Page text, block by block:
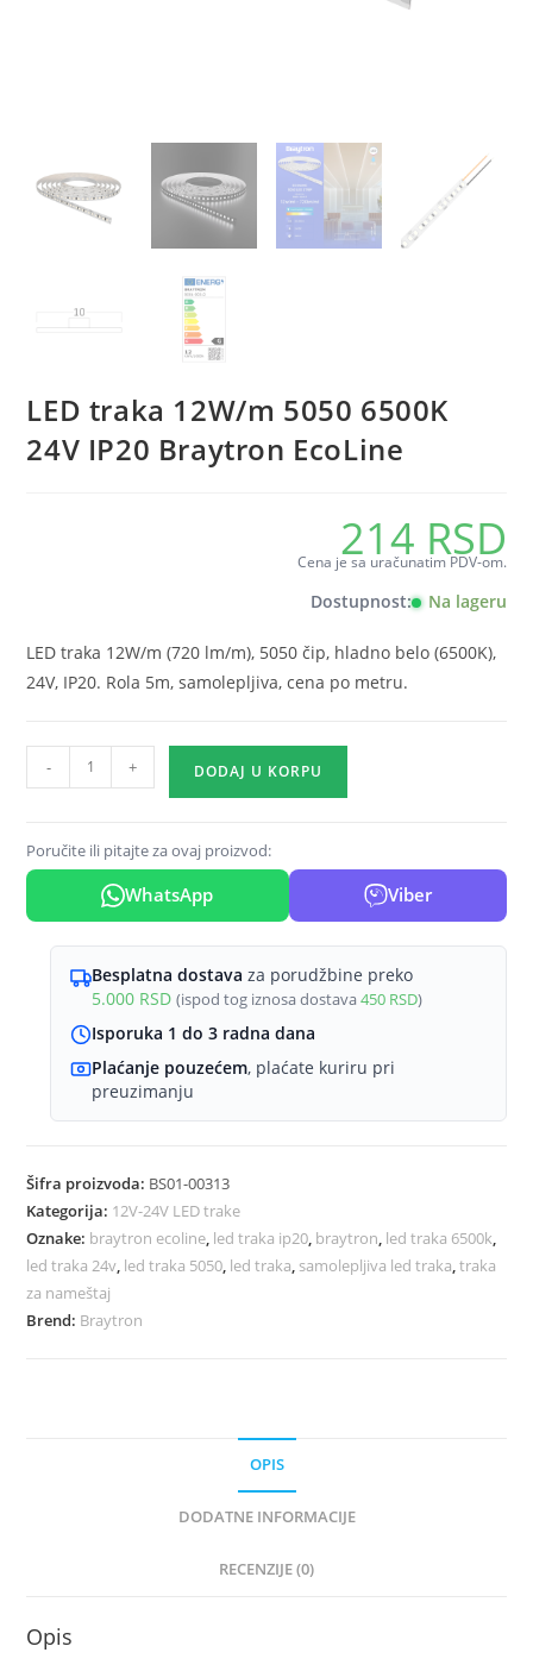
LED traka 12W/m 5050 6500K
24V IP20 Braytron EcoLine
214 RSD
Cena je sa uračunatim PDV-om.
Dostupnost: Na lageru
LED traka 12W/m (720 lm/m), 5050 čip, hladno belo (6500K),
24V, IP20. Rola 5m, samolepljiva, cena po metru.
traka
5050
6500K
Braytron
količina
- + DODAJ U KORPU
Poručite ili pitajte za ovaj proizvod:
WhatsApp Viber
Besplatna dostava za porudžbine preko
5.000 RSD (ispod tog iznosa dostava450 RSD)
Isporuka 1 do 3 radna dana
Plaćanje pouzećem, plaćate kuriru pri
preuzimanju
Šifra proizvoda: BS01-00313
Kategorija: 12V-24V LED trake
Oznake: braytron ecoline led traka ip20 braytron led traka 6500k
led traka 24v led traka 5050 led traka samolepljiva led traka ,traka
za nameštaj
Brend: Braytron
OPIS
DODATNE INFORMACIJE
RECENZIJE (0)
Opis